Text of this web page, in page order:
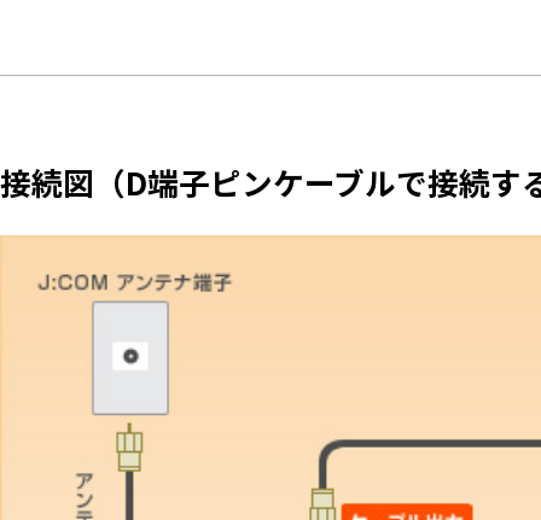
接続図（D端子ピンケーブルで接続す